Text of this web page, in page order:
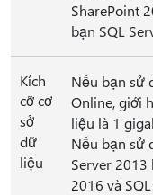
SharePoint
bạn SQL
Kích
cỡ cơ
sở
dữ
liệu
Nếu bạn sử
Online, giới
liệu là 1
Nếu bạn sử
Server 2013
2016 và